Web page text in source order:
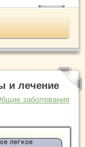
и лечение
заболевания